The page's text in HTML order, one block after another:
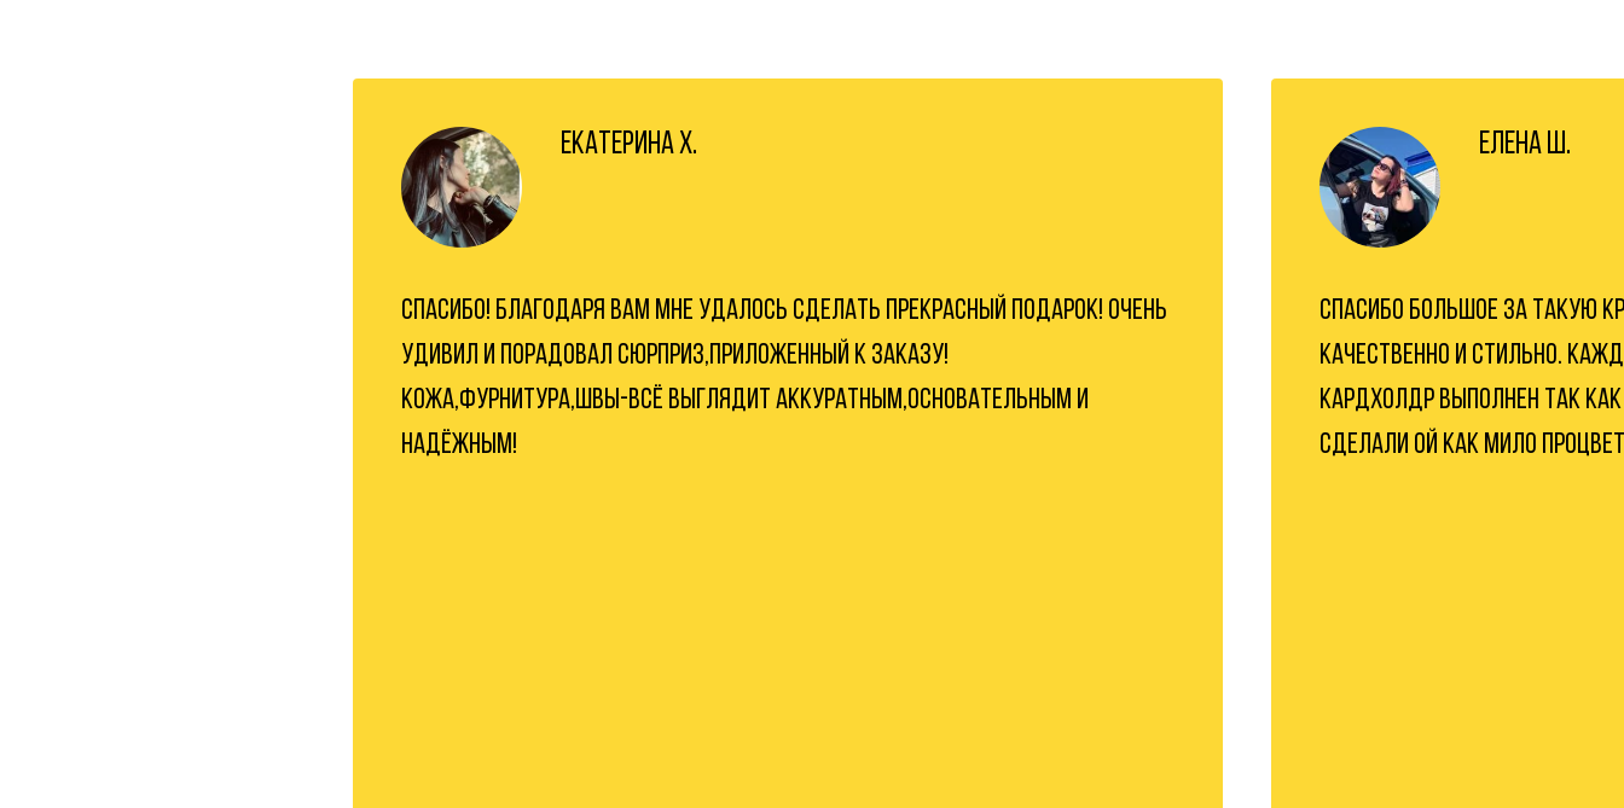
Екатерина Х.
СПАСИБО! БЛАГОДАРЯ ВАМ МНЕ УДАЛОСЬ СДЕЛАТЬ ПРЕКРАСНЫЙ ПОДАРОК! ОЧЕНЬ
УДИВИЛ И ПОРАДОВАЛ СЮРПРИЗ,ПРИЛОЖЕННЫЙ К ЗАКАЗУ!
КОЖА,ФУРНИТУРА,ШВЫ-ВСЁ ВЫГЛЯДИТ АККУРАТНЫМ,ОСНОВАТЕЛЬНЫМ И
НАДЁЖНЫМ!
Елена Ш.
СПАСИБО БОЛЬШОЕ ЗА ТАКУЮ
КАЧЕСТВЕННО И СТИЛЬНО.
КАРДХОЛДР ВЫПОЛНЕН ТАК
СДЕЛАЛИ ОЙ КАК МИЛО